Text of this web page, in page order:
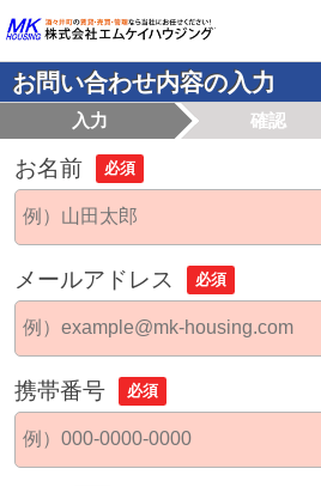
お問い合わせ内容の入力
入力 確認
お名前 必須
メールアドレス 必須
携帯番号 必須